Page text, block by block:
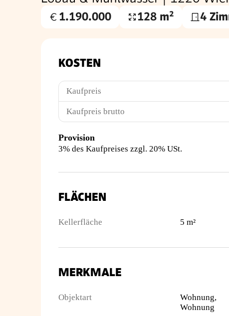
Kaufpreis
1.190.000
Wohnfläche
128 m² 4
KOSTEN
Kaufpreis
Kaufpreis brutto
Provision
3% des Kaufpreises zzgl. 20% USt.
FLÄCHEN
Kellerfläche 5 m²
MERKMALE
Objektart
Wohnung,
Wohnung